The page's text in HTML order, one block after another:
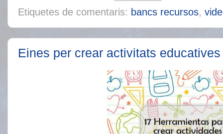
Etiquetes de comentaris: bancs recursos,
Eines per crear activitats